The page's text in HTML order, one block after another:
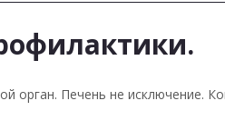
орган. Печень не исключение.